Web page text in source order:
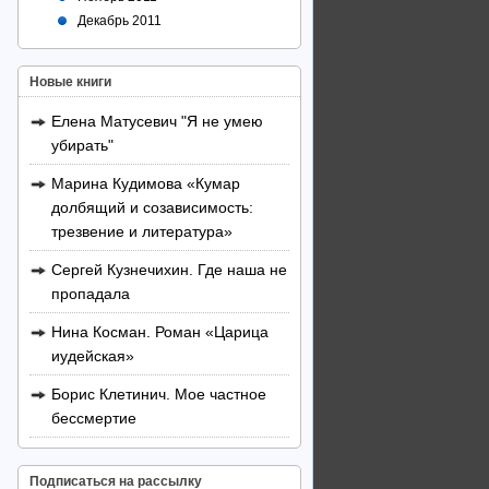
Декабрь 2011
Новые книги
Елена Матусевич "Я не умею
убирать"
Марина Кудимова «Кумар
долбящий и созависимость:
трезвение и литература»
Сергей Кузнечихин. Где наша не
пропадала
Нина Косман. Роман «Царица
иудейская»
Борис Клетинич. Мое частное
бессмертие
Подписаться на рассылку